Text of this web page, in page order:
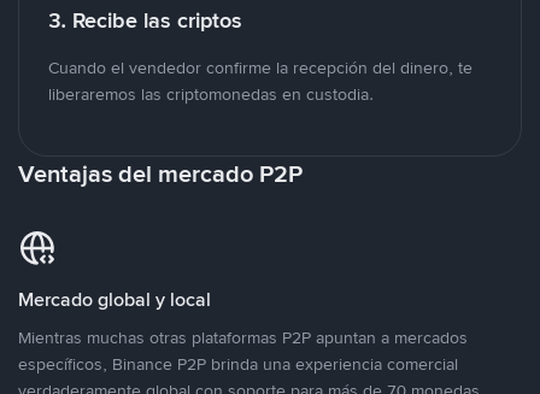
3. Recibe las criptos
Cuando el vendedor confirme la recepción del dinero, te
liberaremos las criptomonedas en custodia.
Ventajas del mercado P2P
Mercado global y local
Mientras muchas otras plataformas P2P apuntan a mercados
específicos, Binance P2P brinda una experiencia comercial